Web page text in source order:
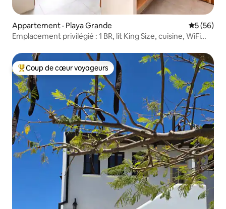
Appartement · Playa Grande Note
5 (56)
Emplacement privilégié : 1 BR, lit King Size, cuisine, WiFi
Coup de cœur voyageurs parmi les plus aimés
Coup de cœur voyageurs